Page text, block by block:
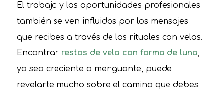
El trabajo y las oportunidades profesionales
también se ven influidos por los mensajes
que recibes a través de los rituales con velas.
Encontrar restos de vela con forma de luna,
ya sea creciente o menguante, puede
revelarte mucho sobre el camino que debes